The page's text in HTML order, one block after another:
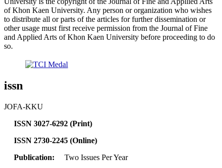
of Khon Kaen University. Any person or organization who wishes
to distribute all or parts of the articles for further dissemination or
other usage must first receive permission from the Journal of Fine
and Applied Arts of Khon Kaen University before proceeding to do
so.
issn
JOFA-KKU
ISSN 3027-6292 (Print)
ISSN 2730-2245 (Online)
Publication:
Two Issues Per Year